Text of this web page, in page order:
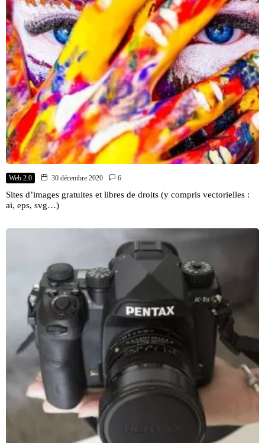
Web 2.0 30 décembre 2020 6
Sites d’images gratuites et libres de droits (y compris vectorielles :
ai, eps, svg…)